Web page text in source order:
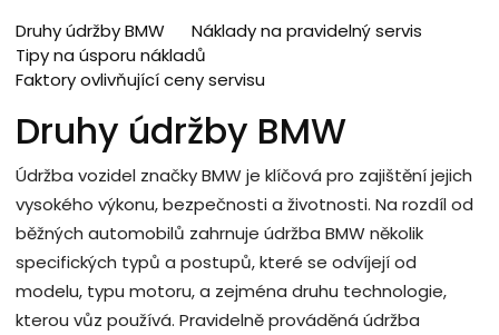
Druhy údržby BMW
Náklady na pravidelný servis
Tipy na úsporu nákladů
Faktory ovlivňující ceny servisu
Druhy údržby BMW
Údržba vozidel značky BMW je klíčová pro zajištění jejich
vysokého výkonu, bezpečnosti a životnosti. Na rozdíl od
běžných automobilů zahrnuje údržba BMW několik
specifických typů a postupů, které se odvíjejí od
modelu, typu motoru, a zejména druhu technologie,
kterou vůz používá. Pravidelně prováděná údržba